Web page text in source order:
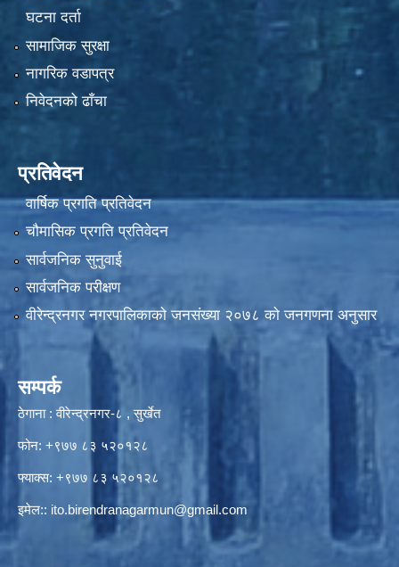
घटना दर्ता
सामाजिक सुरक्षा
नागरिक वडापत्र
निवेदनको ढाँचा
प्रतिवेदन
वार्षिक प्रगति प्रतिवेदन
चौमासिक प्रगति प्रतिवेदन
सार्वजनिक सुनुवाई
सार्वजनिक परीक्षण
वीरेन्द्रनगर नगरपालिकाकाे जनसंख्या २०७८ काे जनगणना अनुसार
सम्पर्क
ठेगाना : वीरेन्द्रनगर-८ , सुर्खेत
फोन: +९७७ ८३ ५२०१२८
फ्याक्स: +९७७ ८३ ५२०१२८
इमेल:: ito.birendranagarmun@gmail.com